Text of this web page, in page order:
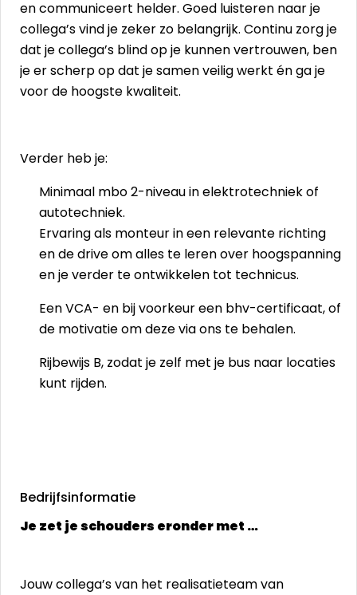
en communiceert helder. Goed luisteren naar je
collega’s vind je zeker zo belangrijk. Continu zorg je
dat je collega’s blind op je kunnen vertrouwen, ben
je er scherp op dat je samen veilig werkt én ga je
voor de hoogste kwaliteit.
Verder heb je:
Minimaal mbo 2-niveau in elektrotechniek of
autotechniek.
Ervaring als monteur in een relevante richting
en de drive om alles te leren over hoogspanning
en je verder te ontwikkelen tot technicus.
Een VCA- en bij voorkeur een bhv-certificaat, of
de motivatie om deze via ons te behalen.
Rijbewijs B, zodat je zelf met je bus naar locaties
kunt rijden.
Bedrijfsinformatie
Je zet je schouders eronder met …
Jouw collega’s van het realisatieteam van